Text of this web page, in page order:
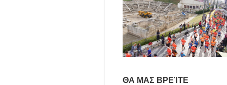
ΘΑ ΜΑΣ ΒΡΕΊΤΕ